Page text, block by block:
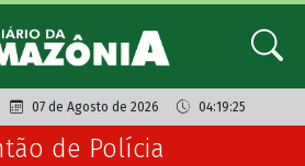
07 de Agosto de 2026 04:19:25
de Polícia